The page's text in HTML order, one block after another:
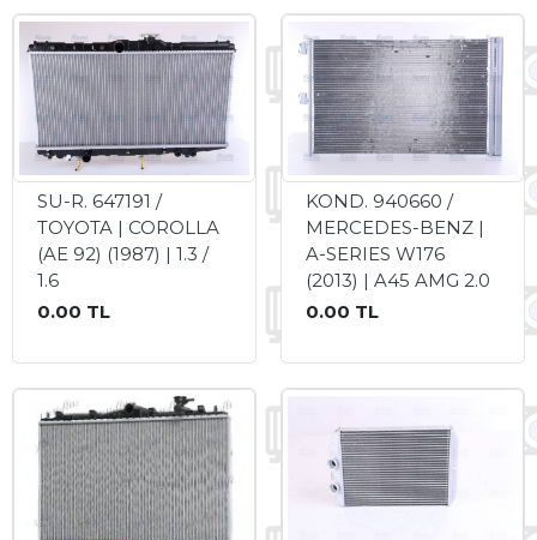
SU-R. 647191 /
TOYOTA | COROLLA
(AE 92) (1987) | 1.3 /
1.6
0.00 TL
KOND. 940660 /
MERCEDES-BENZ |
A-SERIES W176
(2013) | A45 AMG 2.0
0.00 TL